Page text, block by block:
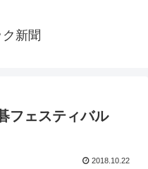
新聞
フェスティバル
2018.10.22